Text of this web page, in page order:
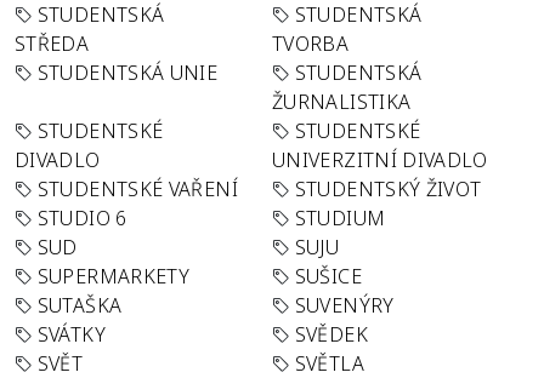
STUDENTSKÁ
STŘEDA
STUDENTSKÁ
TVORBA
STUDENTSKÁ UNIE
STUDENTSKÁ
ŽURNALISTIKA
STUDENTSKÉ
DIVADLO
STUDENTSKÉ
UNIVERZITNÍ DIVADLO
STUDENTSKÉ VAŘENÍ
STUDENTSKÝ ŽIVOT
STUDIO 6
STUDIUM
SUD
SUJU
SUPERMARKETY
SUŠICE
SUTAŠKA
SUVENÝRY
SVÁTKY
SVĚDEK
SVĚT
SVĚTLA